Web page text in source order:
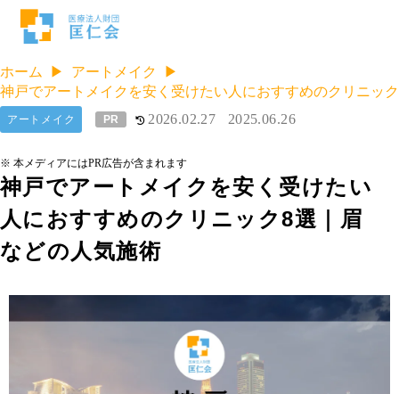
ホーム
アートメイク
神戸でアートメイクを安く受けたい人におすすめのクリニッ
神戸でアートメイクを安く受けたい
人におすすめのクリニック8選｜眉
などの人気施術
2026.02.27 2025.06.26
アートメイク PR
※ 本メディアにはPR広告が含まれます